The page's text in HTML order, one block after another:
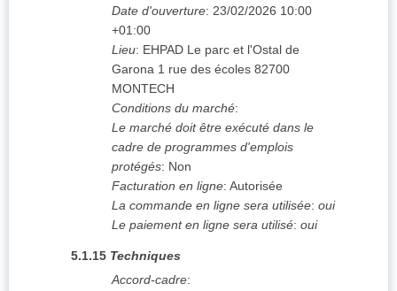
Date d'ouverture: 23/02/2026 10:00
+01:00
Lieu: EHPAD Le parc et l'Ostal de
Garona 1 rue des écoles 82700
MONTECH
Conditions du marché:
Le marché doit être exécuté dans le
cadre de programmes d'emplois
protégés: Non
Facturation en ligne: Autorisée
La commande en ligne sera utilisée: oui
Le paiement en ligne sera utilisé: oui
5.1.15 Techniques
Accord-cadre: